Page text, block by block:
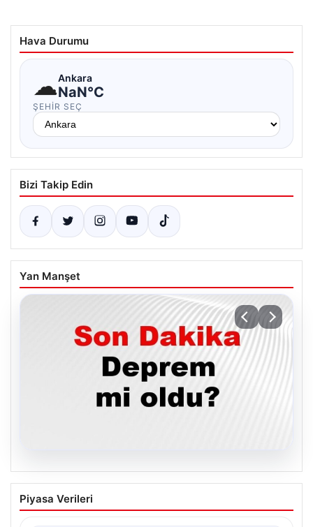
Hava Durumu
☁Ankara
NaN°C
ŞEHIR SEÇ
Bizi Takip Edin
Yan Manşet
05 Ağustos 2026 Türkiye’de Son
Depremler ve AFAD Güncellemeleri
Piyasa Verileri